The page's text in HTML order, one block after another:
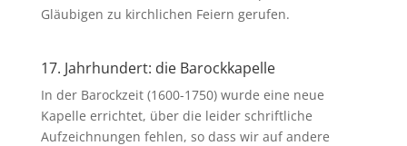
Gläubigen zu kirchlichen Feiern gerufen.
17. Jahrhundert: die Barockkapelle
In der Barockzeit (1600-1750) wurde eine neue
Kapelle errichtet, über die leider schriftliche
Aufzeichnungen fehlen, so dass wir auf andere